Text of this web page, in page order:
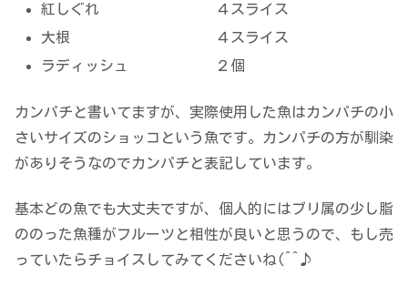
紅しぐれ ４スライス
大根 ４スライス
ラディッシュ ２個
カンパチと書いてますが、実際使用した魚はカンパチの小
さいサイズのショッコという魚です。カンパチの方が馴染
がありそうなのでカンパチと表記しています。
基本どの魚でも大丈夫ですが、個人的にはブリ属の少し脂
ののった魚種がフルーツと相性が良いと思うので、もし売
っていたらチョイスしてみてくださいね(^^♪